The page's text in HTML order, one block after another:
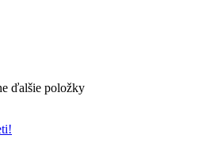
ďalšie položky